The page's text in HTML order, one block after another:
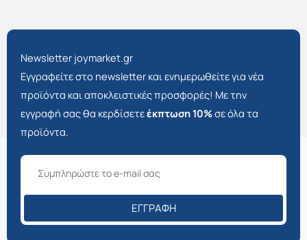
Newsletter joymarket.gr
Εγγραφείτε στο newsletter και ενημερωθείτε για νέα
προϊόντα και αποκλειστικές προσφορές! Με την
εγγραφή σας θα κερδίσετεέκπτωση 10%σε όλα τα
προϊόντα.
ΕΓΓΡΑΦΉ